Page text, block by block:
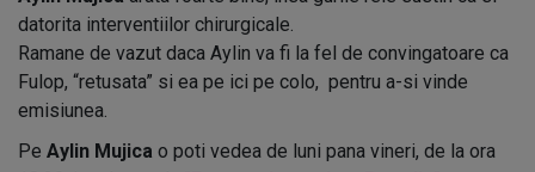
datorita interventiilor chirurgicale.
Ramane de vazut daca Aylin va fi la fel de convingatoare ca
Fulop, “retusata” si ea pe ici pe colo, pentru a-si vinde
emisiunea.
Pe Aylin Mujica o poti vedea de luni pana vineri, de la ora